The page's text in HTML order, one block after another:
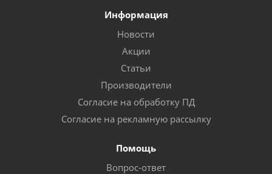
Информация
Новости
Акции
Статьи
Производители
Согласие на обработку ПД
Согласие на рекламную рассылку
Помощь
Вопрос-ответ